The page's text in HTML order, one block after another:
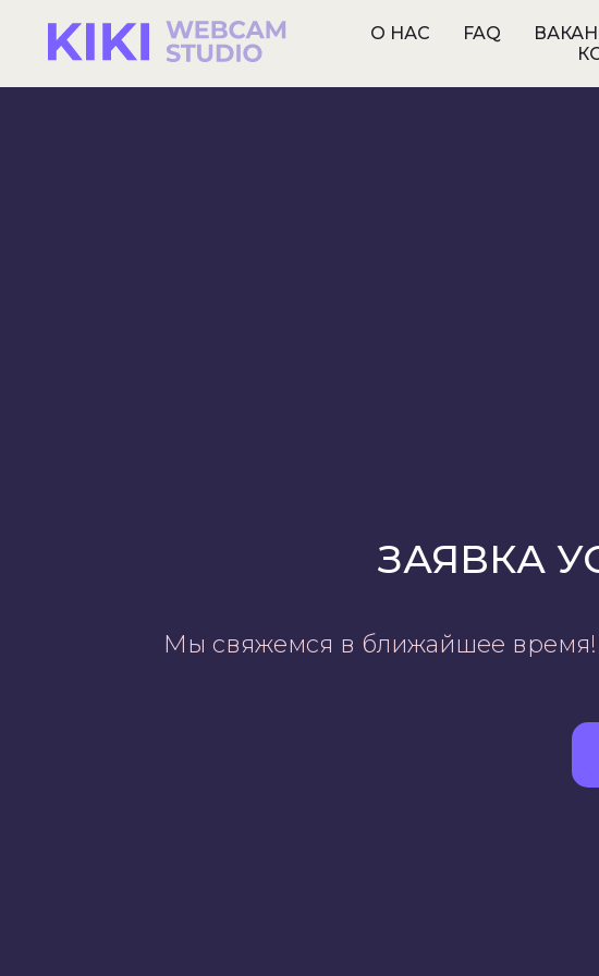
О НАС FAQ
ЗАЯВКА
Мы свяжемся в ближайшее время!